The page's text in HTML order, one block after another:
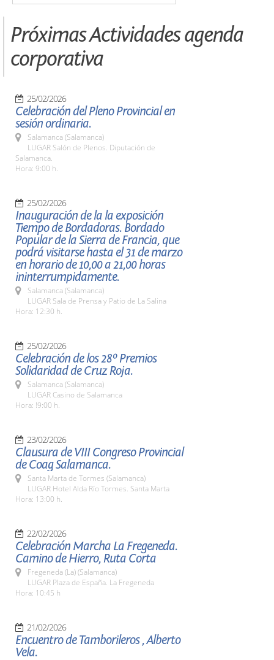
Próximas Actividades agenda
corporativa
25/02/2026
Celebración del Pleno Provincial en
sesión ordinaria.
Salamanca (Salamanca)
LUGAR Salón de Plenos. Diputación de
Salamanca.
Hora: 9:00 h.
25/02/2026
Inauguración de la la exposición
Tiempo de Bordadoras. Bordado
Popular de la Sierra de Francia, que
podrá visitarse hasta el 31 de marzo
en horario de 10,00 a 21,00 horas
ininterrumpidamente.
Salamanca (Salamanca)
LUGAR Sala de Prensa y Patio de La Salina
Hora: 12:30 h.
25/02/2026
Celebración de los 28º Premios
Solidaridad de Cruz Roja.
Salamanca (Salamanca)
LUGAR Casino de Salamanca
Hora: !9:00 h.
23/02/2026
Clausura de VIII Congreso Provincial
de Coag Salamanca.
Santa Marta de Tormes (Salamanca)
LUGAR Hotel Alda Río Tormes. Santa Marta
Hora: 13:00 h.
22/02/2026
Celebración Marcha La Fregeneda.
Camino de Hierro, Ruta Corta
Fregeneda (La) (Salamanca)
LUGAR Plaza de España. La Fregeneda
Hora: 10:45 h
21/02/2026
Encuentro de Tamborileros , Alberto
Vela.